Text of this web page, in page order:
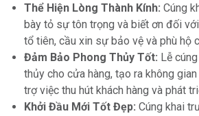
Thể Hiện Lòng Thành Kính: Cúng
bày tỏ sự tôn trọng và biết ơn đối
tổ tiên, cầu xin sự bảo vệ và phù hộ
Đảm Bảo Phong Thủy Tốt: Lễ
thủy cho cửa hàng, tạo ra không
trợ việc thu hút khách hàng và phát
Khởi Đầu Mới Tốt Đẹp: Cúng khai